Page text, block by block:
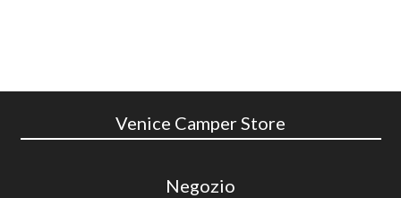
Venice Camper Store
Negozio